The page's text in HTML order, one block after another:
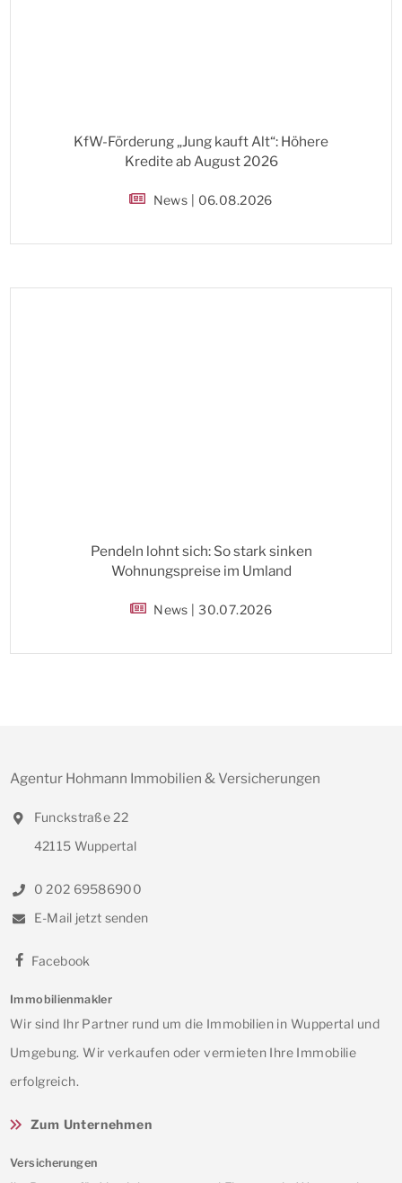
KfW-Förderung „Jung kauft Alt“: Höhere
Kredite ab August 2026
News | 06.08.2026
Pendeln lohnt sich: So stark sinken
Wohnungspreise im Umland
News | 30.07.2026
Agentur Hohmann Immobilien & Versicherungen
Funckstraße 22
42115 Wuppertal
0 202 69586900
E-Mail jetzt senden
Facebook
Immobilienmakler
Wir sind Ihr Partner rund um die Immobilien in Wuppertal und
Umgebung. Wir verkaufen oder vermieten Ihre Immobilie
erfolgreich.
Zum Unternehmen
Versicherungen